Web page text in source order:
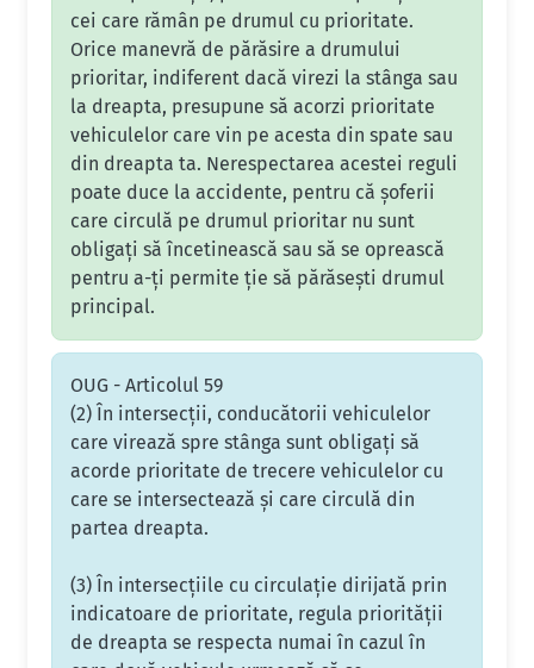
cei care rămân pe drumul cu prioritate.
Orice manevră de părăsire a drumului
prioritar, indiferent dacă virezi la stânga sau
la dreapta, presupune să acorzi prioritate
vehiculelor care vin pe acesta din spate sau
din dreapta ta. Nerespectarea acestei reguli
poate duce la accidente, pentru că șoferii
care circulă pe drumul prioritar nu sunt
obligați să încetinească sau să se oprească
pentru a-ți permite ție să părăsești drumul
principal.
OUG - Articolul 59
(2) În intersecţii, conducătorii vehiculelor
care virează spre stânga sunt obligaţi să
acorde prioritate de trecere vehiculelor cu
care se intersectează şi care circulă din
partea dreapta.
(3) În intersecţiile cu circulaţie dirijată prin
indicatoare de prioritate, regula priorităţii
de dreapta se respecta numai în cazul în